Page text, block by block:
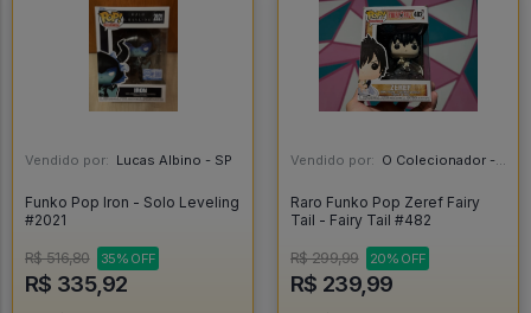
Vendido por: Lucas Albino - SP
Funko Pop Iron - Solo Leveling
#2021
R$ 516,80 35% OFF
R$ 335,92
Vendido por: O Colecionador - SP
Raro Funko Pop Zeref Fairy
Tail - Fairy Tail #482
R$ 299,99 20% OFF
R$ 239,99